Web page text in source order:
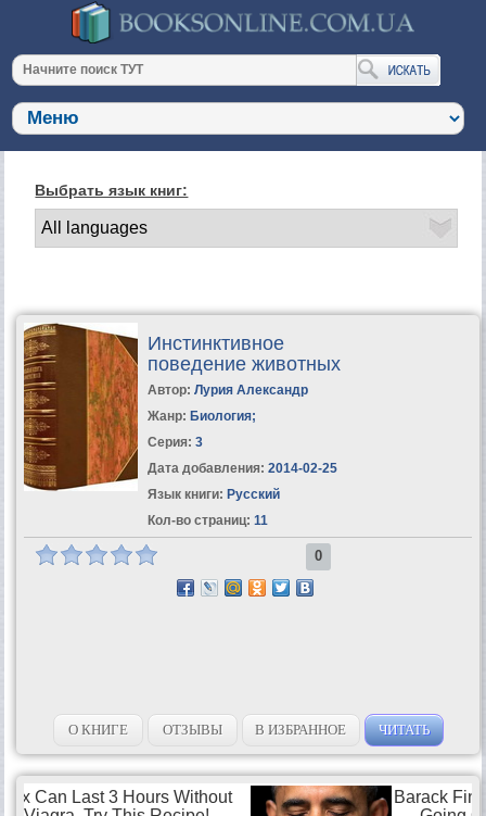
Выбрать язык книг:
Инстинктивное
поведение животных
Автор: Лурия Александр
Жанр: Биология;
Серия: 3
Дата добавления: 2014-02-25
Язык книги: Русский
Кол-во страниц: 11
0
О КНИГЕ ОТЗЫВЫ В ИЗБРАННОЕ ЧИТАТЬ